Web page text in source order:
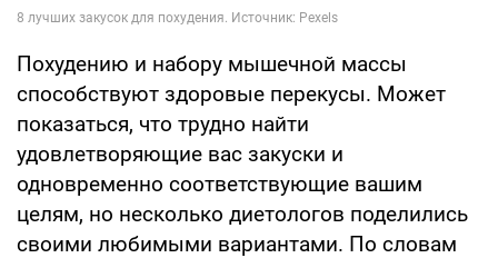
Похудению и набору мышечной массы
способствуют здоровые перекусы. Может
показаться, что трудно найти
удовлетворяющие вас закуски и
одновременно соответствующие вашим
целям, но несколько диетологов поделились
своими любимыми вариантами. По словам